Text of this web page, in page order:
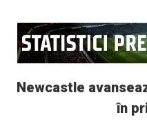
Newcastle
în